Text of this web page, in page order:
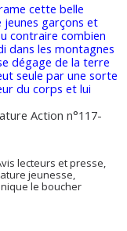
cette belle
garçons et
contraire combien
dans les montagnes
dégage de la terre
seule par une sorte
du corps et lui
Action n°117-
lecteurs et presse
jeunesse
le boucher